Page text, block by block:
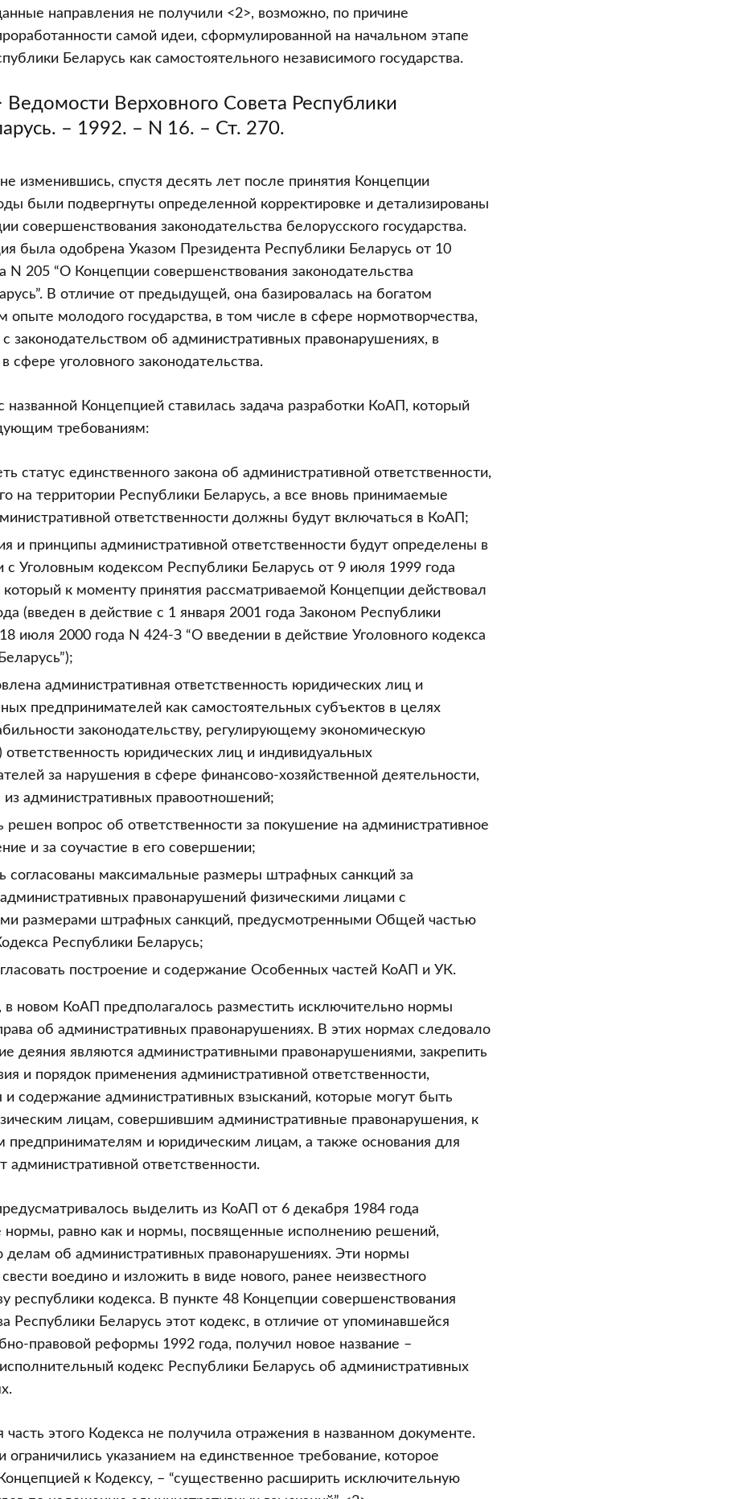
направления не получили <2>, возможно, по причине
самой идеи, сформулированной на начальном этапе
Беларусь как самостоятельного независимого государства.
Ведомости Верховного Совета Республики
– 1992. – N 16. – Ст. 270.
изменившись, спустя десять лет после принятия Концепции
были подвергнуты определенной корректировке и детализированы
совершенствования законодательства белорусского государства.
была одобрена Указом Президента Республики Беларусь от 10
N 205 “О Концепции совершенствования законодательства
В отличие от предыдущей, она базировалась на богатом
опыте молодого государства, в том числе в сфере нормотворчества,
с законодательством об административных правонарушениях, в
сфере уголовного законодательства.
названной Концепцией ставилась задача разработки КоАП, который
требованиям:
статус единственного закона об административной ответственности,
на территории Республики Беларусь, а все вновь принимаемые
ответственности должны будут включаться в КоАП;
и принципы административной ответственности будут определены в
с Уголовным кодексом Республики Беларусь от 9 июля 1999 года
к моменту принятия рассматриваемой Концепции действовал
(введен в действие с 1 января 2001 года Законом Республики
июля 2000 года N 424-З “О введении в действие Уголовного кодекса
административная ответственность юридических лиц и
предпринимателей как самостоятельных субъектов в целях
законодательству, регулирующему экономическую
ответственность юридических лиц и индивидуальных
за нарушения в сфере финансово-хозяйственной деятельности,
административных правоотношений;
вопрос об ответственности за покушение на административное
и за соучастие в его совершении;
максимальные размеры штрафных санкций за
правонарушений физическими лицами с
размерами штрафных санкций, предусмотренными Общей частью
Республики Беларусь;
построение и содержание Особенных частей КоАП и УК.
новом КоАП предполагалось разместить исключительно нормы
об административных правонарушениях. В этих нормах следовало
деяния являются административными правонарушениями, закрепить
и порядок применения административной ответственности,
и содержание административных взысканий, которые могут быть
лицам, совершившим административные правонарушения, к
предпринимателям и юридическим лицам, а также основания для
административной ответственности.
выделить из КоАП от 6 декабря 1984 года
нормы, равно как и нормы, посвященные исполнению решений,
делам об административных правонарушениях. Эти нормы
воедино и изложить в виде нового, ранее неизвестного
республики кодекса. В пункте 48 Концепции совершенствования
Республики Беларусь этот кодекс, в отличие от упоминавшейся
правовой реформы 1992 года, получил новое название –
кодекс Республики Беларусь об административных
этого Кодекса не получила отражения в названном документе.
ограничились указанием на единственное требование, которое
к Кодексу, – “существенно расширить исключительную